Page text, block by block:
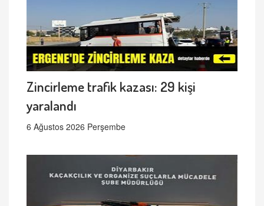
Zincirleme trafik kazası: 29 kişi
yaralandı
6 Ağustos 2026 Perşembe